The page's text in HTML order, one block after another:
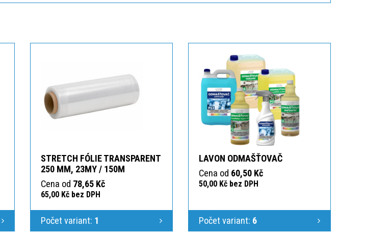
STRETCH FÓLIE TRANSPARENT
250 MM, 23MY / 150M
Cena od 78,65 Kč
65,00 Kč bez DPH
Počet variant: 1
LAVON ODMAŠŤOVAČ
Cena od 60,50 Kč
50,00 Kč bez DPH
Počet variant: 6